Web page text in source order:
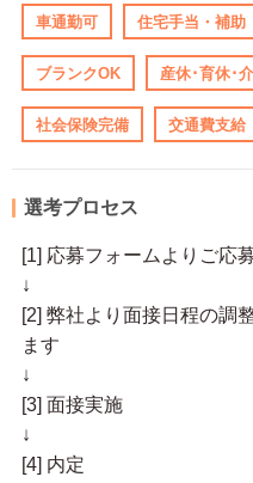
車通勤可 住宅手当・補助
ブランクOK 産休･育休･
社会保険完備 交通費支給
選考プロセス
[1] 応募フォームよりご応
↓
[2] 弊社より面接日程の調
ます
↓
[3] 面接実施
↓
[4] 内定